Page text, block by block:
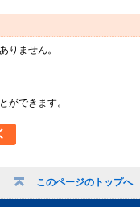
このページのトップへ
りません。
ができます。